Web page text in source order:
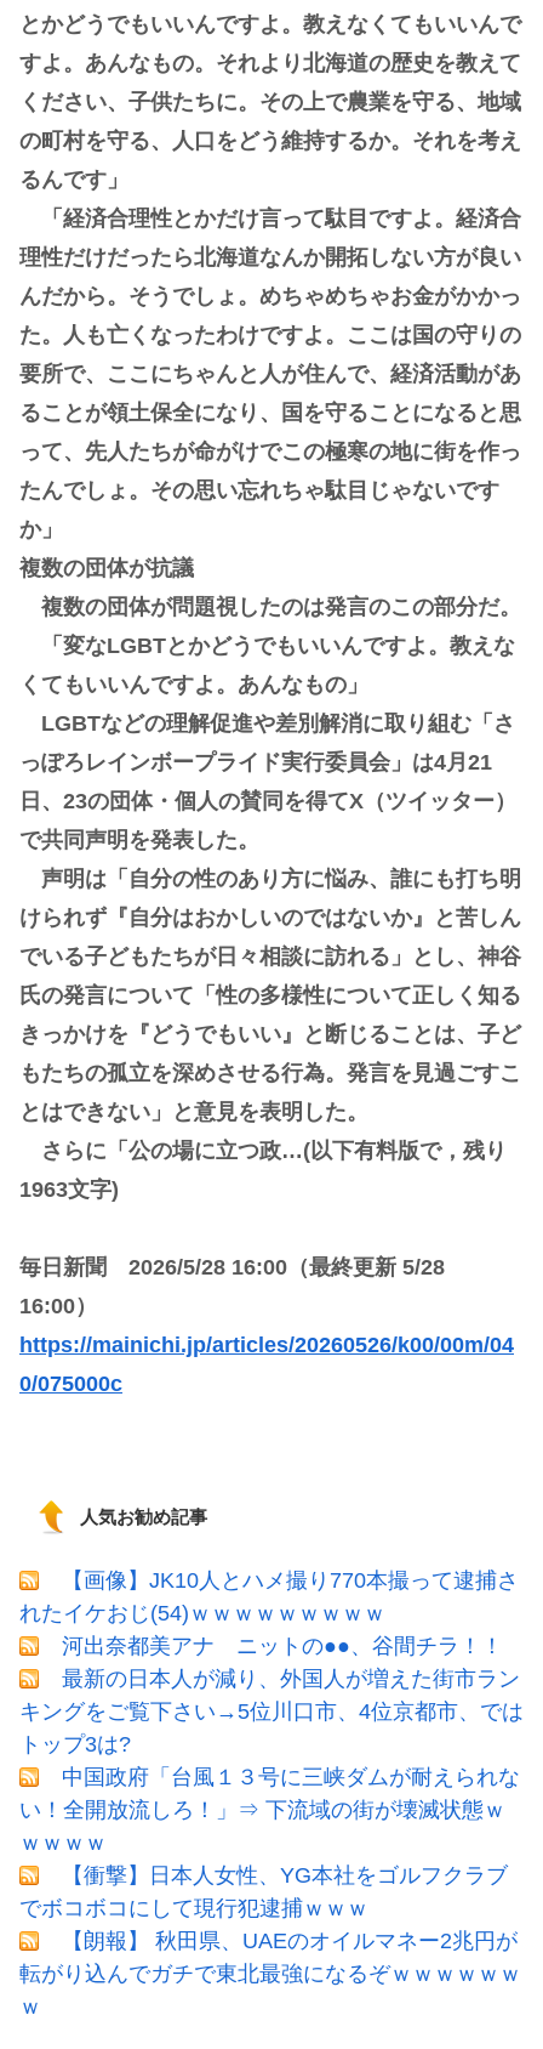
とかどうでもいいんですよ。教えなくてもいいんで
すよ。あんなもの。それより北海道の歴史を教えて
ください、子供たちに。その上で農業を守る、地域
の町村を守る、人口をどう維持するか。それを考え
るんです」
「経済合理性とかだけ言って駄目ですよ。経済合
理性だけだったら北海道なんか開拓しない方が良い
んだから。そうでしょ。めちゃめちゃお金がかかっ
た。人も亡くなったわけですよ。ここは国の守りの
要所で、ここにちゃんと人が住んで、経済活動があ
ることが領土保全になり、国を守ることになると思
って、先人たちが命がけでこの極寒の地に街を作っ
たんでしょ。その思い忘れちゃ駄目じゃないです
か」
複数の団体が抗議
複数の団体が問題視したのは発言のこの部分だ。
「変なLGBTとかどうでもいいんですよ。教えな
くてもいいんですよ。あんなもの」
LGBTなどの理解促進や差別解消に取り組む「さ
っぽろレインボープライド実行委員会」は4月21
日、23の団体・個人の賛同を得てX（ツイッター）
で共同声明を発表した。
声明は「自分の性のあり方に悩み、誰にも打ち明
けられず『自分はおかしいのではないか』と苦しん
でいる子どもたちが日々相談に訪れる」とし、神谷
氏の発言について「性の多様性について正しく知る
きっかけを『どうでもいい』と断じることは、子ど
もたちの孤立を深めさせる行為。発言を見過ごすこ
とはできない」と意見を表明した。
さらに「公の場に立つ政…(以下有料版で，残り
1963文字)
毎日新聞 2026/5/28 16:00（最終更新 5/28
16:00）
https://mainichi.jp/articles/20260526/k00/00m/04
0/075000c
人気お勧め記事
【画像】JK10人とハメ撮り770本撮って逮捕さ
れたイケおじ(54)ｗｗｗｗｗｗｗｗｗ
河出奈都美アナ ニットの●●、谷間チラ！！
最新の日本人が減り、外国人が増えた街市ラン
キングをご覧下さい→5位川口市、4位京都市、では
トップ3は?
中国政府「台風１３号に三峡ダムが耐えられな
い！全開放流しろ！」⇒ 下流域の街が壊滅状態ｗ
ｗｗｗｗ
【衝撃】日本人女性、YG本社をゴルフクラブ
でボコボコにして現行犯逮捕ｗｗｗ
【朗報】 秋田県、UAEのオイルマネー2兆円が
転がり込んでガチで東北最強になるぞｗｗｗｗｗｗ
ｗ